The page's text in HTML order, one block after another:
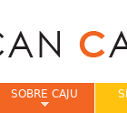
SOBRE CAJU